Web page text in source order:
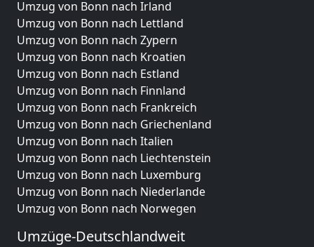
Umzug von Bonn nach Irland
Umzug von Bonn nach Lettland
Umzug von Bonn nach Zypern
Umzug von Bonn nach Kroatien
Umzug von Bonn nach Estland
Umzug von Bonn nach Finnland
Umzug von Bonn nach Frankreich
Umzug von Bonn nach Griechenland
Umzug von Bonn nach Italien
Umzug von Bonn nach Liechtenstein
Umzug von Bonn nach Luxemburg
Umzug von Bonn nach Niederlande
Umzug von Bonn nach Norwegen
Umzüge-Deutschlandweit